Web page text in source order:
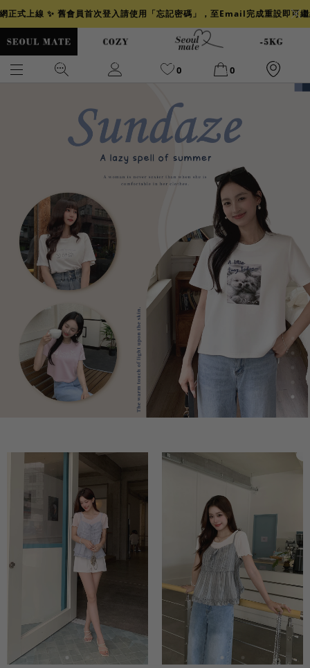
正式上線 ✨ 舊會員首次登入請使用「忘記密碼」，至Email完成重設即可
0 0
背心
透膚 小香 牛仔
襯衫 褲裙 冰感
涼感